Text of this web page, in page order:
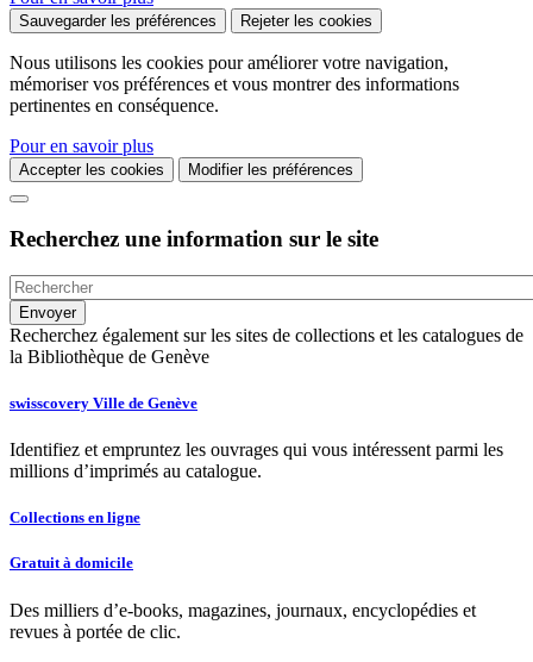
Sauvegarder les préférences Rejeter les cookies
Nous utilisons les cookies pour améliorer votre navigation,
mémoriser vos préférences et vous montrer des informations
pertinentes en conséquence.
Pour en savoir plus
Accepter les cookies Modifier les préférences
Recherchez une information sur le site
Recherchez également sur les sites de collections et les catalogues de
la Bibliothèque de Genève
swisscovery Ville de Genève
Identifiez et empruntez les ouvrages qui vous intéressent parmi les
millions d’imprimés au catalogue.
Collections en ligne
Gratuit à domicile
Des milliers d’e-books, magazines, journaux, encyclopédies et
revues à portée de clic.